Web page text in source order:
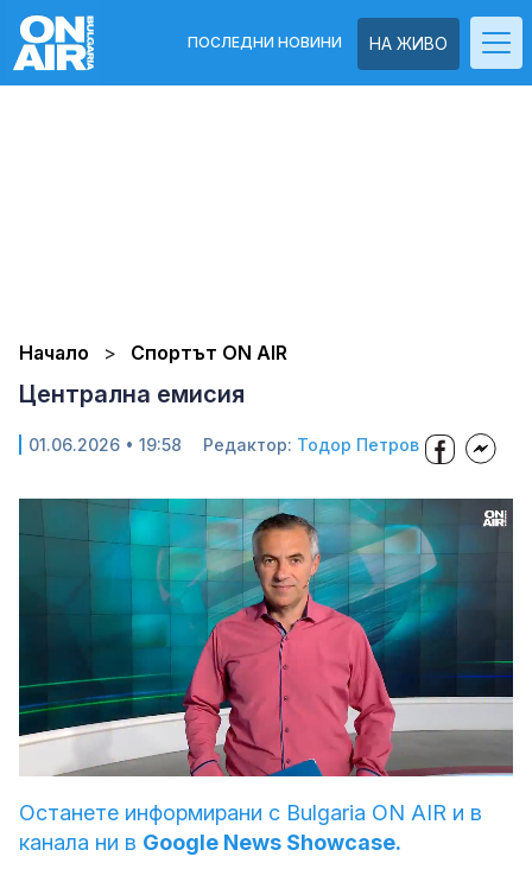
НА ЖИВО
ПОСЛЕДНИ НОВИНИ
Начало Спортът ON AIR
Централна емисия
01.06.2026 • 19:58 Редактор: Тодор Петров
Unmute Loaded:
10.14%
Останете информирани с Bulgaria ON AIR и в
канала ни в Google News Showcase.